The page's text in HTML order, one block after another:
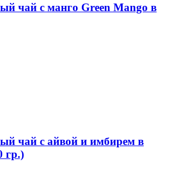
чай с манго Green Mango в
чай с айвой и имбирем в
гр.)